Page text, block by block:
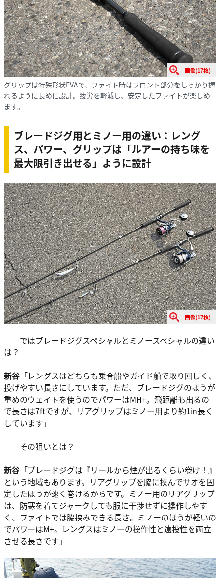
画像(17枚)
グリップは特殊形状EVAで、ファイト時はフロント部分をしっかり握
れるように長めに設計。疲労を軽減し、安定したファイトが楽しめ
ます。
ブレードジグ用とミノー用の違い：レング
ス、パワー、グリップは「ルアーの持ち味を
最大限引き出せる」ように設計
画像(17枚)
――ではブレードジグスペシャルとミノースペシャルの違い
は？
新谷 「レングスはどちらも乗合船やガイド船で取り回しく、
投げやすい長さにしています。ただ、ブレードジグのほうが
重めのウェイトを使うのでパワーはMH+。飛距離も出るの
で長さは7ftですが、リアグリップはミノー用より約1in長く
しています」
――その狙いとは？
新谷 「ブレードジグは『リールから煙が出るくらい卷け！』
という地域もあります。リアグリップを脇に挟んでサオを固
定したほうが速く巻けるからです。ミノー用のリアグリップ
は、防寒を着てジャークしても服に干渉せずに操作しやす
く、ファイトでは脇挟みできる長さ。ミノーのほうが軽いの
でパワーはM+。レングスはミノーの操作性と遠投性を両立
させる長さです」